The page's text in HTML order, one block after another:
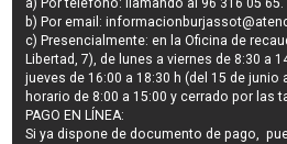
a) Por teléfono: llamando al 96 316 05 65.
b) Por email:
c) Presencialmente: en la Oficina de
Libertad, 7), de lunes a viernes de 8:30 a
jueves de 16:00 a 18:30 h (del 15 de junio
horario de 8:00 a 15:00 y cerrado por las
PAGO EN LÍNEA:
Si ya dispone de documento de pago,